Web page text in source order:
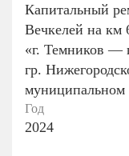
Капитальный
Вечкелей на км
«г. Темников
гр.
муниципальном
Год
2024